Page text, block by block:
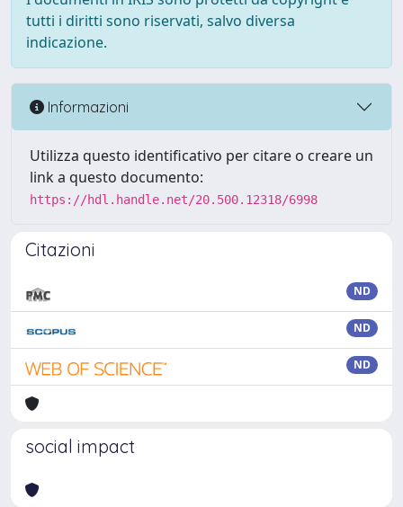
tutti i diritti sono riservati, salvo diversa
indicazione.
Informazioni
Utilizza questo identificativo per citare o creare un
link a questo documento:
https://hdl.handle.net/20.500.12318/6998
Citazioni
ND
ND
ND
social impact